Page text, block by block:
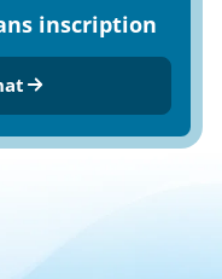
inscription